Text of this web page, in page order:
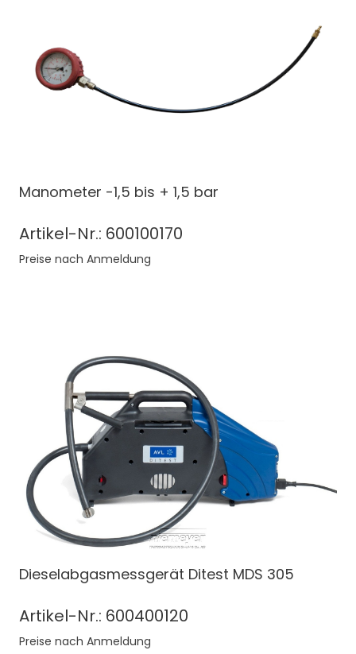
Manometer -1,5 bis + 1,5 bar
Artikel-Nr.: 600100170
Preise nach Anmeldung
Dieselabgasmessgerät Ditest MDS 305
Artikel-Nr.: 600400120
Preise nach Anmeldung